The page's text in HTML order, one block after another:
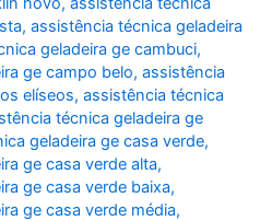
,assistência técnica geladeira
geladeira ge cambuci,
ge campo belo,assistência
elíseos,assistência técnica
técnica geladeira ge
geladeira ge casa verde,
ge casa verde alta,
ge casa verde baixa,
ge casa verde média,